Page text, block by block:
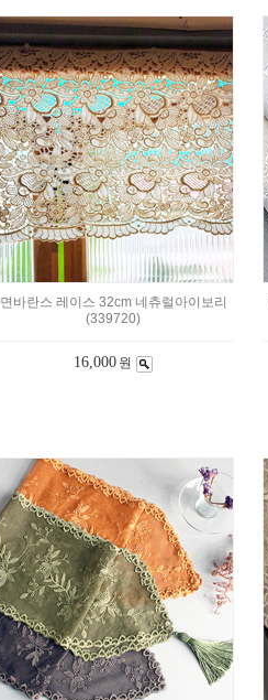
면바란스 레이스 32cm 네츄럴아이보리
(339720)
16,000 원